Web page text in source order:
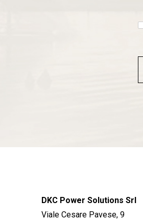
DKC Power Solutions Srl
Viale Cesare Pavese, 9